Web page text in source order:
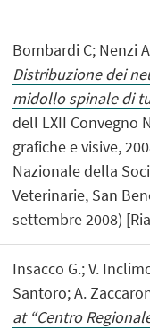
Bombardi C; Nenzi
Distribuzione dei
midollo spinale di
dell LXII Convegno
grafiche e visive,
Nazionale della
Veterinarie, San
settembre 2008)
Insacco G.; V.
Santoro; A.
at “Centro